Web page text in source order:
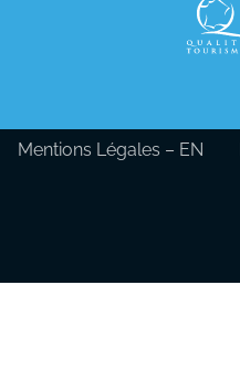
Mentions Légales – EN